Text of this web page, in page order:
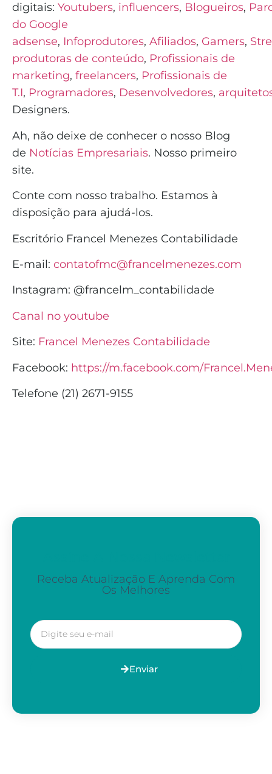
digitais: Youtubers, influencers, Blogueiros,
do Google
adsense, Infoprodutores, Afiliados, Gamers,
produtoras de conteúdo, Profissionais de
marketing, freelancers, Profissionais de
T.I, Programadores, Desenvolvedores,
Designers.
Ah, não deixe de conhecer o nosso Blog
de Notícias Empresariais. Nosso primeiro
site.
Conte com nosso trabalho. Estamos à
disposição para ajudá-los.
Escritório Francel Menezes Contabilidade
E-mail: contatofmc@francelmenezes.com
Instagram: @francelm_contabilidade
Canal no youtube
Site: Francel Menezes Contabilidade
Facebook: https://m.facebook.com/
Telefone (21) 2671-9155
Receba Atualização E Aprenda Com
Os Melhores
Enviar